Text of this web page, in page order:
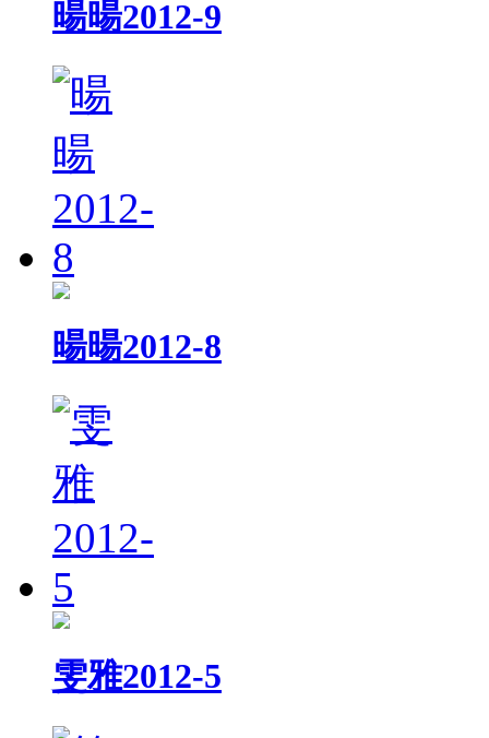
暘暘2012-9
暘暘2012-8
雯雅2012-5